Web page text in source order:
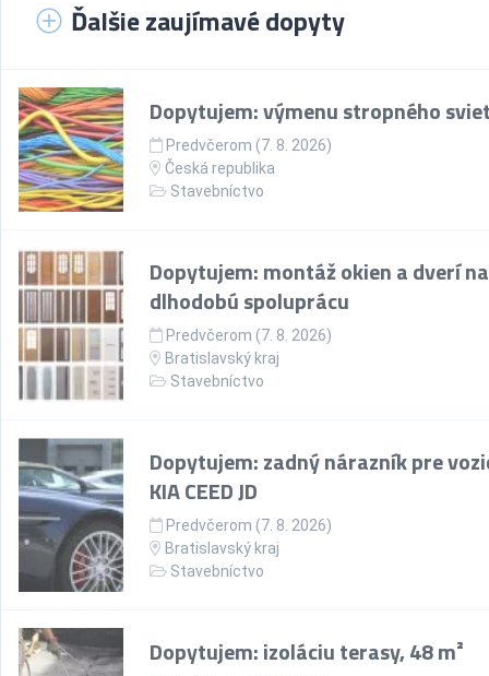
Ďalšie zaujímavé dopyty
Dopytujem: výmenu stropného
Predvčerom (7. 8. 2026)
Česká republika
Stavebníctvo
Dopytujem: montáž okien a dverí na
dlhodobú spoluprácu
Predvčerom (7. 8. 2026)
Bratislavský kraj
Stavebníctvo
Dopytujem: zadný nárazník pre
KIA CEED JD
Predvčerom (7. 8. 2026)
Bratislavský kraj
Stavebníctvo
Dopytujem: izoláciu terasy, 48 m²